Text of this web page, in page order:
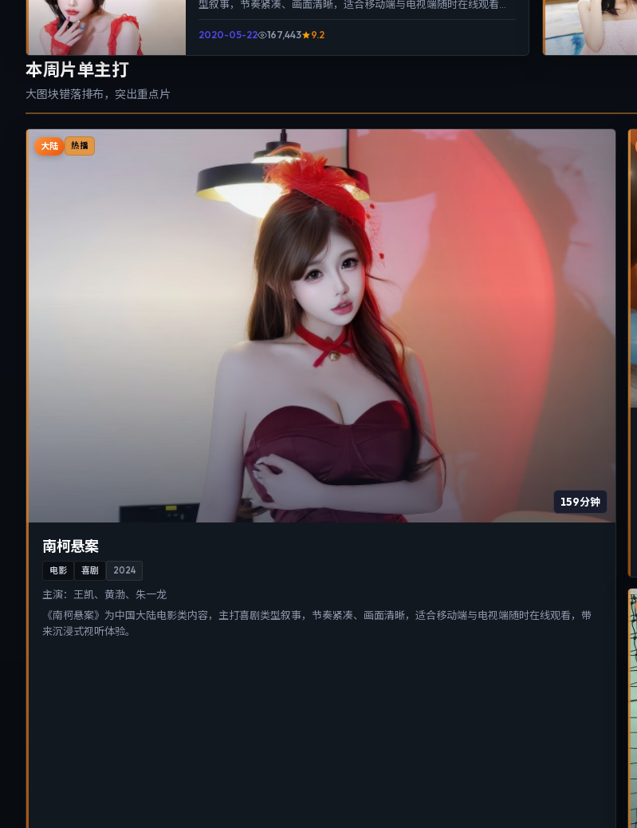
型叙事，节奏紧凑、画面清晰，适合移动端与电视端随时在线观看，
2020-05-22 167,443 9.2
本周片单主打
大图块错落排布，突出重点片
大陆 热播
159分钟
南柯悬案
电影 喜剧 2024
主演： 王凯、黄渤、朱一龙
《南柯悬案》为中国大陆电影类内容，主打喜剧类型叙事，节奏紧凑、画面清晰，适合移动端与电视端随时在线观看，带
来沉浸式视听体验。